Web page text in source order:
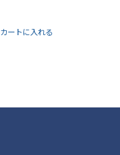
カートに入れる